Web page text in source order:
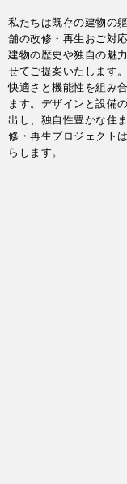
私たちは既存の建物の
舗の改修・再生おご対
建物の歴史や独自の魅
せてご提案いたします
快適さと機能性を組み
ます。デザインと設備
出し、独自性豊かな住
修・再生プロジェクト
らします。